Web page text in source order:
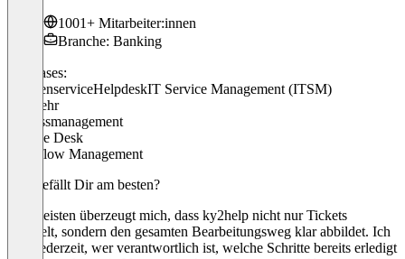
1001+ Mitarbeiter:innen
Branche: Banking
Use cases:
KundenserviceHelpdeskIT Service Management (ITSM)
+ 3 mehr
Prozessmanagement
Service Desk
Workflow Management
Was gefällt Dir am besten?
Am meisten überzeugt mich, dass ky2help nicht nur Tickets
sammelt, sondern den gesamten Bearbeitungsweg klar abbildet. Ich
sehe jederzeit, wer verantwortlich ist, welche Schritte bereits erledigt